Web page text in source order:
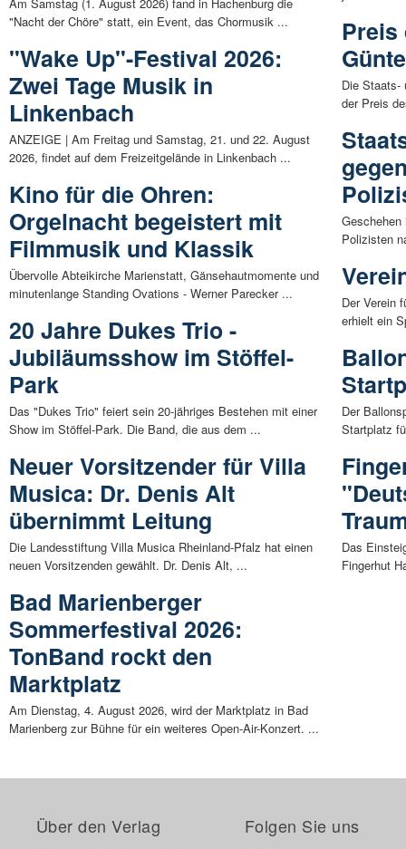
Am Samstag (1. August 2026) fand in Hachenburg die
"Nacht der Chöre" statt, ein Event, das Chormusik ...
"Wake Up"-Festival 2026:
Zwei Tage Musik in
Linkenbach
ANZEIGE | Am Freitag und Samstag, 21. und 22. August
2026, findet auf dem Freizeitgelände in Linkenbach ...
Kino für die Ohren:
Orgelnacht begeistert mit
Filmmusik und Klassik
Übervolle Abteikirche Marienstatt, Gänsehautmomente und
minutenlange Standing Ovations - Werner Parecker ...
20 Jahre Dukes Trio -
Jubiläumsshow im Stöffel-
Park
Das "Dukes Trio" feiert sein 20-jähriges Bestehen mit einer
Show im Stöffel-Park. Die Band, die aus dem ...
Neuer Vorsitzender für Villa
Musica: Dr. Denis Alt
übernimmt Leitung
Die Landesstiftung Villa Musica Rheinland-Pfalz hat einen
neuen Vorsitzenden gewählt. Dr. Denis Alt, ...
Bad Marienberger
Sommerfestival 2026:
TonBand rockt den
Marktplatz
Am Dienstag, 4. August 2026, wird der Marktplatz in Bad
Marienberg zur Bühne für ein weiteres Open-Air-Konzert. ...
Preis
Die Staats-
der Preis
Polizisten
Der Verein
erhielt ein
Der
Startplatz
Das
Fingerhut
Über den Verlag Folgen Sie uns